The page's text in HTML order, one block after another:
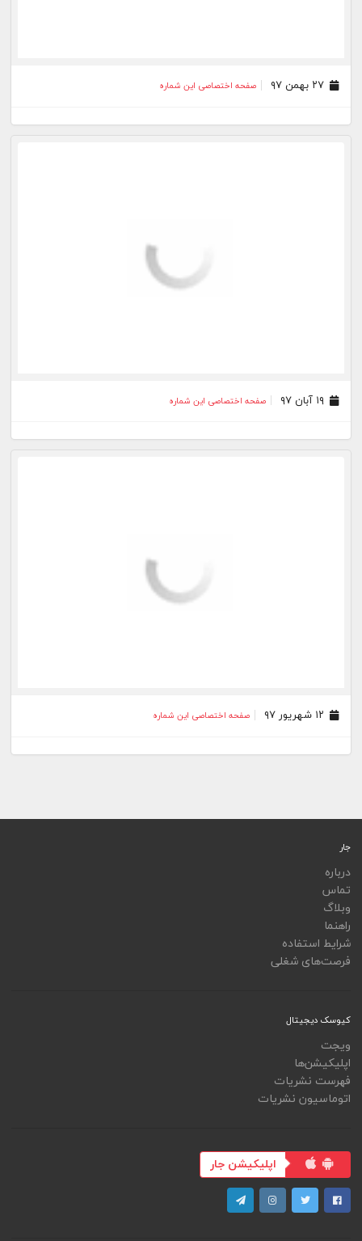
۲۷ بهمن ۹۷ صفحه اختصاصی این شماره
۱۹ آبان ۹۷ صفحه اختصاصی این شماره
صفحه اختصاصی این شماره
جار
درباره
تماس
وبلاگ
راهنما
شرایط استفاده
فرصت‌های شغلی
کیوسک دیجیتال
ویجت
اپلیکیشن‌ها
فهرست نشریات
اتوماسیون نشریات
اپلیکیشن جار